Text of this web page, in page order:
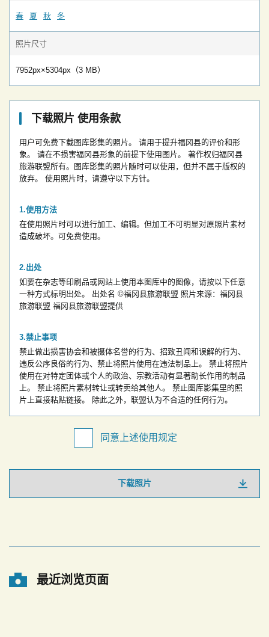
春 夏 秋 冬
照片尺寸
7952px×5304px（3 MB）
下载照片 使用条款
用户可免费下载图库影集的照片。
请用于提升福冈县的评价和形
象。
请在不损害福冈县形象的前提下使用图片。
著作权归福冈县
旅游联盟所有。图库影集的照片随时可以使用，但并不属于版权的
放弃。
使用照片时，请遵守以下方针。
使用方法
在使用照片时可以进行加工、编辑。但加工不可明显对原照片素材
造成破坏。可免费使用。
出处
如要在杂志等印刷品或网站上使用本图库中的图像，请按以下任意
一种方式标明出处。
出处名 ©福冈县旅游联盟 照片来源：福冈县
旅游联盟 福冈县旅游联盟提供
禁止事项
禁止做出损害协会和被摄体名誉的行为、招致丑闻和误解的行为、
违反公序良俗的行为、禁止将照片使用在违法制品上。
禁止将照片
使用在对特定团体或个人的政治、宗教活动有显著助长作用的制品
上。
禁止将照片素材转让或转卖给其他人。
禁止图库影集里的照
片上直接粘贴链接。
除此之外，联盟认为不合适的任何行为。
同意上述使用规定
下载照片
最近浏览页面